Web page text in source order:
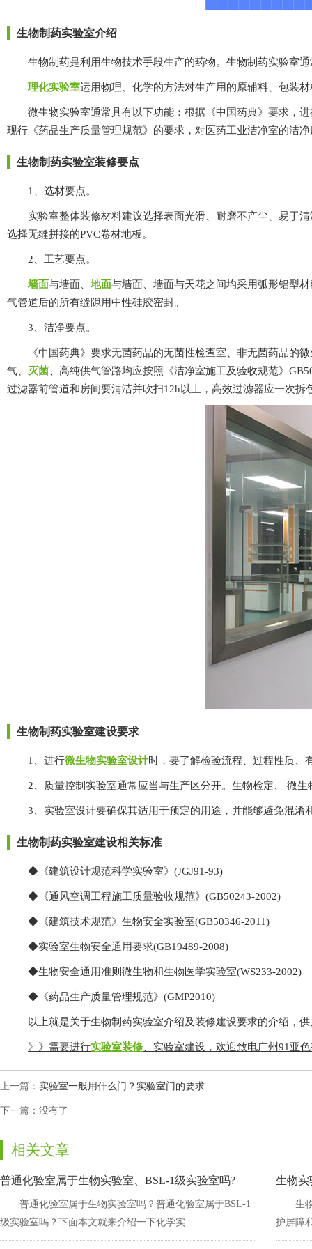
生物制药实验室介绍
生物制药是利用生物技术手段生产的药物。生物制药实验室通常包
理化实验室运用物理、化学的方法对生产用的原辅料、包装
微生物实验室通常具有以下功能：根据《中国药典》要求，进
现行《药品生产质量管理规范》的要求，对医药工业洁净室的洁净
生物制药实验室装修要点
1、选材要点。
实验室整体装修材料建议选择表面光滑、耐磨不产尘、易于清洁
选择无缝拼接的PVC卷材地板。
2、工艺要点。
墙面与墙面、地面与墙面、墙面与天花之间均采用弧形铝型材密
气管道后的所有缝隙用中性硅胶密封。
3、洁净要点。
《中国药典》要求无菌药品的无菌性检查室、非无菌药品的微
气、
灭菌 、高纯供气管路均应按照《洁净室施工及验收规范》
过滤器前管道和房间要清洁并吹扫12h以上，高效过滤器应一次拆包
生物制药实验室建设要求
1、进行微生物实验室设计时，要了解检验流程、过程性
2、质量控制实验室通常应当与生产区分开。生物检定、 微
3、实验室设计要确保其适用于预定的用途，并能够避免混
生物制药实验室建设相关标准
◆《建筑设计规范科学实验室》(JGJ91-93)
◆《通风空调工程施工质量验收规范》(GB50243-2002)
◆《建筑技术规范》生物安全实验室(GB50346-2011)
◆实验室生物安全通用要求(GB19489-2008)
◆生物安全通用准则微生物和生物医学实验室(WS233-2002)
◆《药品生产质量管理规范》(GMP2010)
以上就是关于生物制药实验室介绍及装修建设要求的介绍，供大家
》》需要进行实验室装修 、实验室建设，欢迎致电广州91亚
上一篇： 实验室一般用什么门？实验室门的要求
下一篇：没有了
相关文章
普通化验室属于生物实验室、BSL-1级实验室吗?
普通化验室属于生物实验室吗？普通化验室属于BSL-1
级实验室吗？下面本文就来介绍一下化学实......
生物实
生
护屏障